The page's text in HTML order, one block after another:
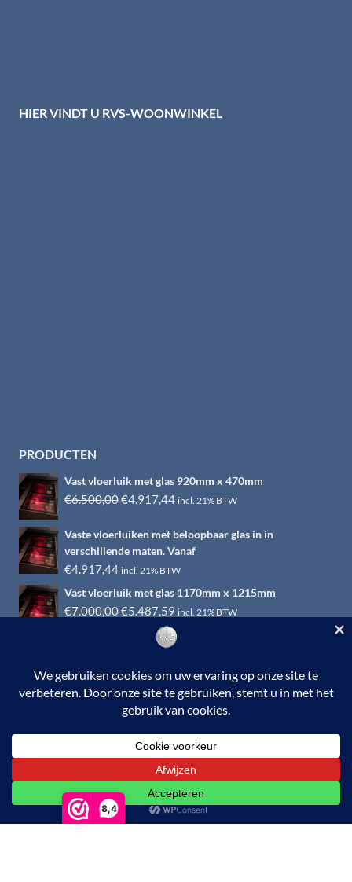
8,4
HIER VINDT U RVS-WOONWINKEL
PRODUCTEN
Vast vloerluik met glas 920mm x 470mm
€6.500,00Oorspronkelijke
was:
€6.500,00.
€4.917,44Huidige
is:
€4.917,44.
incl. 21% BTW
Vaste vloerluiken met beloopbaar glas in in
verschillende maten. Vanaf
€4.917,44 incl. 21% BTW
Vast vloerluik met glas 1170mm x 1215mm
€7.000,00Oorspronkelijke
€5.487,59 Huidige
prijs
is:
incl. 21% BTW
© 2026 RVS-woonwinkel.nl is een onderdeel van HTI-RVS |
BTW nr. NL002145483B31 | KvKnr. 09088773 | NL95
RABO 010.12.95.251 | Web ontwerp:EYE-
GRAPHICSOtterlo.